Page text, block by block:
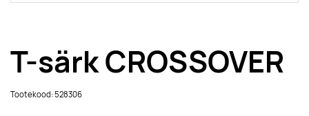
T-särk CROSSOVER
Tootekood: 528306